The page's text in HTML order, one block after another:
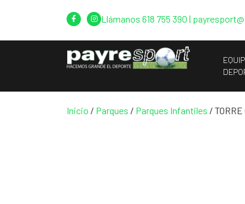
Llámanos 618 755 390 |
Inicio / Parques / Parques Infantiles /